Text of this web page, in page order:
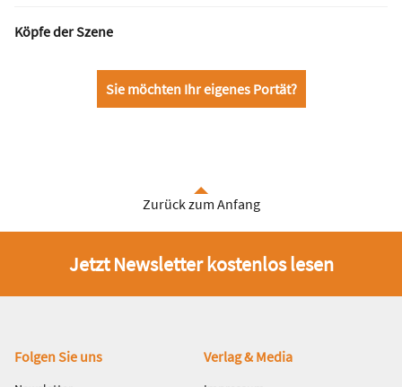
Köpfe der Szene
Sie möchten Ihr eigenes Portät?
Zurück zum Anfang
Jetzt Newsletter kostenlos lesen
Fußbereich
Folgen Sie uns Verlag & Media